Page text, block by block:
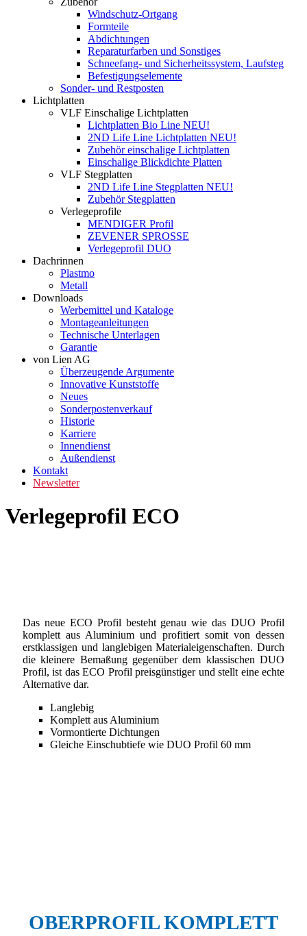
Windschutz-Ortgang
Formteile
Abdichtungen
Reparaturfarben und Sonstiges
Schneefang- und Sicherheitssystem, Laufsteg
Befestigungselemente
Sonder- und Restposten
Lichtplatten
VLF Einschalige Lichtplatten
Lichtplatten Bio Line NEU!
2ND Life Line Lichtplatten NEU!
Zubehör einschalige Lichtplatten
Einschalige Blickdichte Platten
VLF Stegplatten
2ND Life Line Stegplatten NEU!
Zubehör Stegplatten
Verlegeprofile
MENDIGER Profil
ZEVENER SPROSSE
Verlegeprofil DUO
Dachrinnen
Plastmo
Metall
Downloads
Werbemittel und Kataloge
Montageanleitungen
Technische Unterlagen
Garantie
von Lien AG
Überzeugende Argumente
Innovative Kunststoffe
Neues
Sonderpostenverkauf
Historie
Karriere
Innendienst
Außendienst
Kontakt
Newsletter
Verlegeprofil ECO
Das neue ECO Profil besteht genau wie das DUO Profil
komplett aus Aluminium und profitiert somit von dessen
erstklassigen und langlebigen Materialeigenschaften. Durch
die kleinere Bemaßung gegenüber dem klassischen DUO
Profil, ist das ECO Profil preisgünstiger und stellt eine echte
Alternative dar.
Langlebig
Komplett aus Aluminium
Vormontierte Dichtungen
Gleiche Einschubtiefe wie DUO Profil 60 mm
OBERPROFIL KOMPLETT